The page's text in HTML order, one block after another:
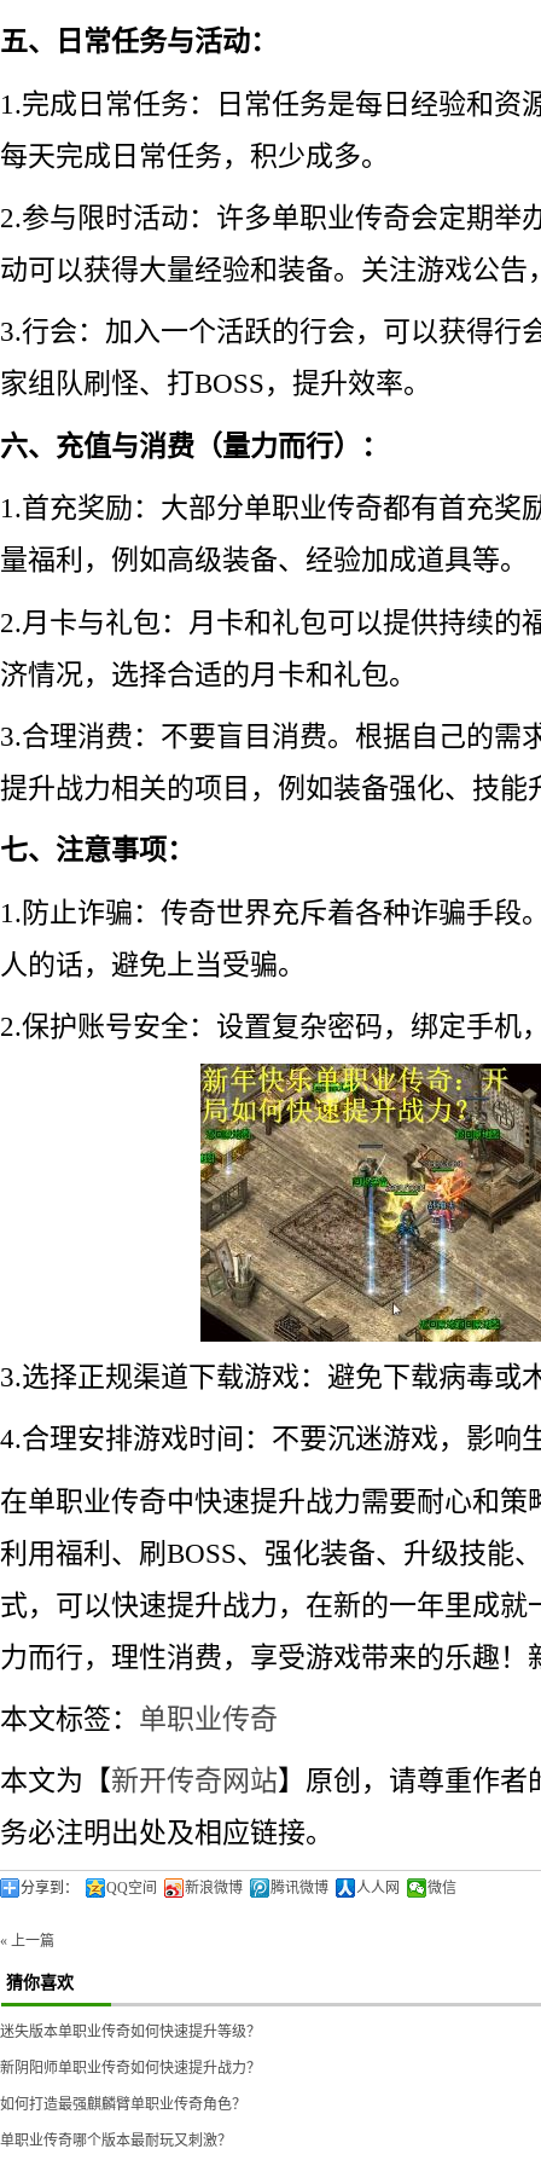
五、日常任务与活动：
1.完成日常任务：日常任务是每日经验和资
每天完成日常任务，积少成多。
2.参与限时活动：许多单职业传奇会定期举
动可以获得大量经验和装备。关注游戏公告
3.行会：加入一个活跃的行会，可以获得行
家组队刷怪、打BOSS，提升效率。
六、充值与消费（量力而行）：
1.首充奖励：大部分单职业传奇都有首充奖
量福利，例如高级装备、经验加成道具等。
2.月卡与礼包：月卡和礼包可以提供持续的
济情况，选择合适的月卡和礼包。
3.合理消费：不要盲目消费。根据自己的需
提升战力相关的项目，例如装备强化、技能
七、注意事项：
1.防止诈骗：传奇世界充斥着各种诈骗手段
人的话，避免上当受骗。
2.保护账号安全：设置复杂密码，绑定手机
3.选择正规渠道下载游戏：避免下载病毒或
4.合理安排游戏时间：不要沉迷游戏，影响
在单职业传奇中快速提升战力需要耐心和策
利用福利、刷BOSS、强化装备、升级技能
式，可以快速提升战力，在新的一年里成就
力而行，理性消费，享受游戏带来的乐趣！
本文标签： 单职业传奇
本文为【新开传奇网站】原创，请尊重作者
务必注明出处及相应链接。
分享到： QQ空间 新浪微博 腾讯微博 人人网 微信
« 上一篇
猜你喜欢
迷失版本单职业传奇如何快速提升等级？
新阴阳师单职业传奇如何快速提升战力？
如何打造最强麒麟臂单职业传奇角色？
单职业传奇哪个版本最耐玩又刺激？